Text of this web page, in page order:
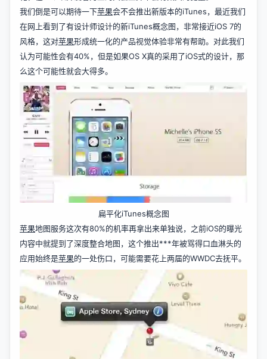
我们倒是可以期待一下苹果会不会推出新版本的iTunes，最近我们
在网上看到了有设计师设计的新iTunes概念图，非常接近iOS 7的
风格，这对苹果形成统一化的产品视觉体验非常有帮助。对此我们
认为可能性会有40%，但是如果OS X真的采用了iOS式的设计，那
么这个可能性就会大得多。
扁平化iTunes概念图
苹果地图服务这次有80%的机率再拿出来单独说，之前iOS的曝光
内容中就提到了深度整合地图，这个推出***年被骂得口血淋头的
应用始终是苹果的一处伤口，可能需要花上两届的WWDC去抚平。